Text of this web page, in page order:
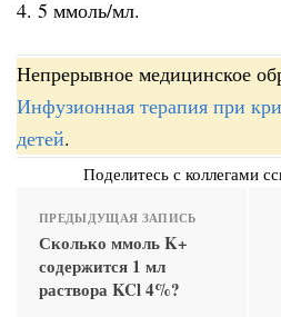
4. 5 ммоль/мл.
Непрерывное медицинское
Инфузионная терапия при
детей.
Поделитесь с коллегами
ПРЕДЫДУЩАЯ ЗАПИСЬ
Сколько ммоль K+
содержится 1 мл
раствора KCl 4%?